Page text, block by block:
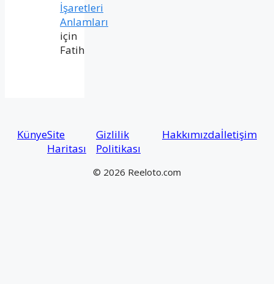
İşaretleri
Anlamları
için
Fatih
© 2026 Reeloto.com
KünyeSite
Haritası
Gizlilik
Politikası
Hakkımızdaİletişim